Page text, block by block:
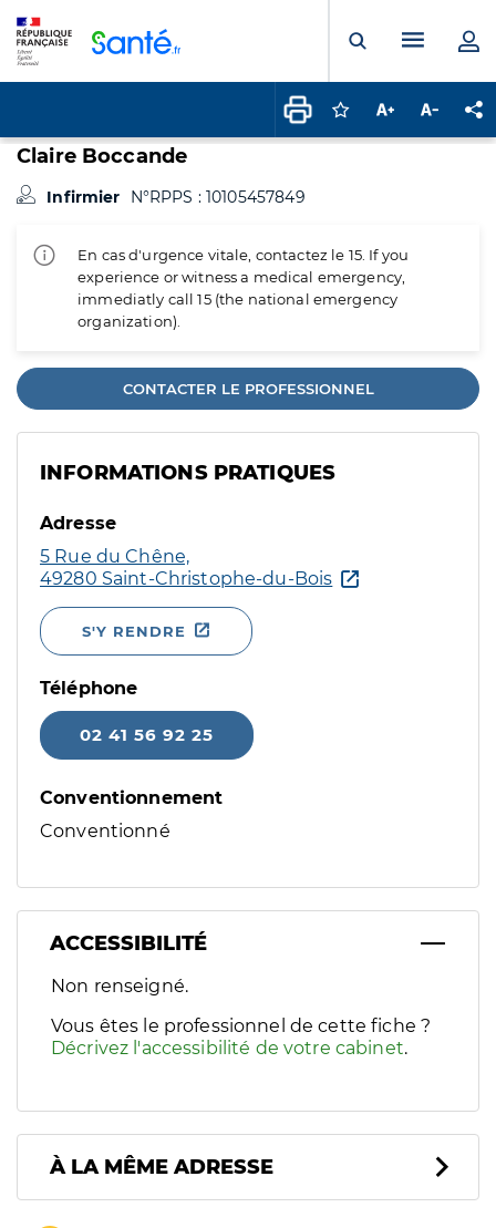
Ouvrir laMenu
Connectez-vous
Augmenter la
Claire Boccande
Infirmier N°RPPS : 10105457849
En cas d'urgence vitale, contactez le 15. If you
experience or witness a medical emergency,
immediatly call 15 (the national emergency
organization).
CONTACTER LE PROFESSIONNEL
INFORMATIONS PRATIQUES
Adresse
5 Rue du Chêne,
49280 Saint-Christophe-du-Bois
S'Y RENDRE
Téléphone
02 41 56 92 25
Conventionnement
Conventionné
ACCESSIBILITÉ
Filtres
Sélectionnez un ou plusieurs handicaps/besoins
Non renseigné.
Vous êtes le professionnel de cette fiche ?
Décrivez l'accessibilité de votre cabinet.
À LA MÊME ADRESSE